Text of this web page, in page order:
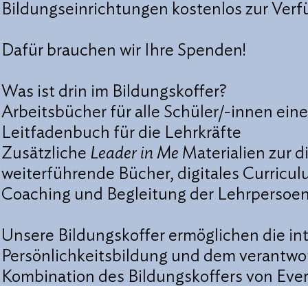
Bildungseinrichtungen kostenlos zur
Dafür brauchen wir Ihre Spenden!
Was ist drin im Bildungskoffer?
Arbeitsbücher für alle Schüler/-innen
Leitfadenbuch für die Lehrkräfte
Zusätzliche Leader in Me Materialien zur
weiterführende Bücher, digitales
Coaching und Begleitung der
Unsere Bildungskoffer ermöglichen die
Persönlichkeitsbildung und dem
Kombination des Bildungskoffers von